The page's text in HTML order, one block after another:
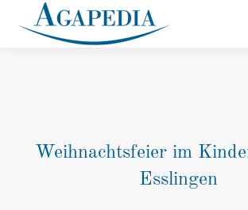
Weihnachtsfeier im
Esslingen